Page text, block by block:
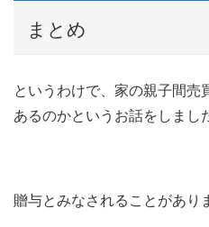
まとめ
というわけで、家の親子間売
あるのかというお話をしまし
贈与とみなされることがあり